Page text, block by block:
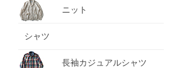
ニット
シャツ
長袖カジュアルシャツ